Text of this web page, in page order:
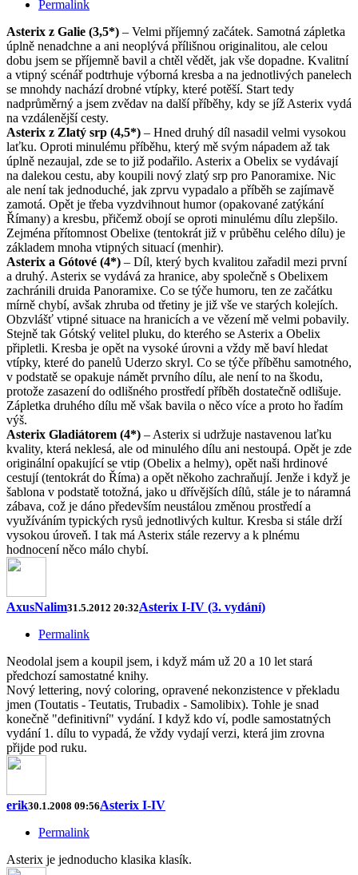
Permalink
Asterix z Galie (3,5*) – Velmi příjemný začátek. Samotná zápletka
úplně nenadchne a ani neoplývá přílišnou originalitou, ale celou
dobu jsem se příjemně bavil a chtěl vědět, jak vše dopadne. Kvalitní
a vtipný scénář podtrhuje výborná kresba a na jednotlivých panelech
se mnohdy nachází drobné vtípky, které potěší. Start tedy
nadprůměrný a jsem zvědav na další příběhy, kdy se jíž Asterix vydá
na vzdálenější cesty.
Asterix z Zlatý srp (4,5*) – Hned druhý díl nasadil velmi vysokou
laťku. Oproti minulému příběhu, který mě svým nápadem až tak
úplně nezaujal, zde se to již podařilo. Asterix a Obelix se vydávají
na dalekou cestu, aby koupili nový zlatý srp pro Panoramixe. Nic
ale není tak jednoduché, jak zprvu vypadalo a příběh se zajímavě
zamotá. Opět je třeba vyzdvihnout humor (opakované zatýkání
Římany) a kresbu, přičemž obojí se oproti minulému dílu zlepšilo.
Zejména přítomnost Obelixe (tentokrát již v průběhu celého dílu) je
základem mnoha vtipných situací (menhir).
Asterix a Gótové (4*) – Díl, který bych kvalitou zařadil mezi první
a druhý. Asterix se vydává za hranice, aby společně s Obelixem
zachránili druida Panoramixe. Co se týče humoru, ten ze začátku
mírně chybí, avšak zhruba od třetiny je již vše ve starých kolejích.
Obzvlášť vtipné situace na hranicích a ve vězení mě velmi pobavily.
Stejně tak Gótský velitel pluku, do kterého se Asterix a Obelix
připletli. Kresba je opět na vysoké úrovni a vždy mě baví hledat
vtípky, které do panelů Uderzo skryl. Co se týče příběhu samotného,
v podstatě se opakuje námět prvního dílu, ale není to na škodu,
protože zasazení do odlišného prostředí příběh dostatečně odlišuje.
Zápletka druhého dílu mě však bavila o něco více a proto ho řadím
výš.
Asterix Gladiátorem (4*) – Asterix si udržuje nastavenou laťku
kvality, která neklesá, ale od minulého dílu ani nestoupá. Opět je zde
originální opakující se vtip (Obelix a helmy), opět naši hrdinové
cestují (tentokrát do Říma) a opět někoho zachraňují. Jenže i když je
šablona v podstatě totožná, jako u dřívějších dílů, stále je to náramná
zábava, což je dáno především neustálou změnou prostředí a
využíváním typických rysů jednotlivých kultur. Kresba si stále drží
vysokou úroveň. I tak má Asterix stále rezervy a k plnému
hodnocení něco málo chybí.
AxusNalim31.5.2012 20:32Asterix I-IV (3. vydání)
Permalink
Neodolal jsem a koupil jsem, i když mám už 20 a 10 let stará
předchozí samostatné knihy.
Nový lettering, nový coloring, opravené nekonzistence v překladu
jmen (Toutatis - Teutatis, Trubadix - Samolibix). Tohle je snad
konečně "definitivní" vydání. I když kdo ví, podle samostatných
vydání 1. dílu to vypadá, že vždy vydají verzi, která jim zrovna
přijde pod ruku.
erik30.1.2008 09:56Asterix I-IV
Permalink
Asterix je jednoducho klasika klasík.